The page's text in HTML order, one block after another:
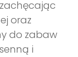
oraz
do zabaw
i